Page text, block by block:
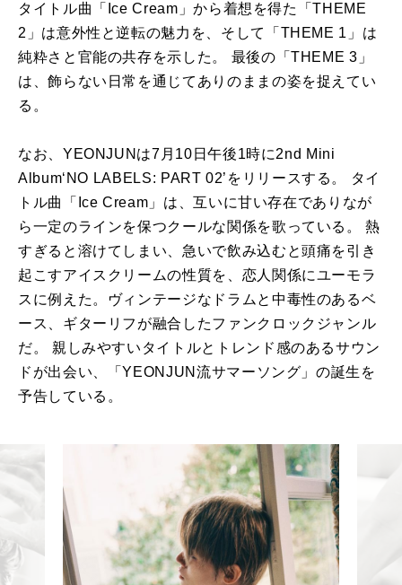
タイトル曲「Ice Cream」から着想を得た「THEME
2」は意外性と逆転の魅力を、そして「THEME 1」は
純粋さと官能の共存を示した。 最後の「THEME 3」
は、飾らない日常を通じてありのままの姿を捉えてい
る。
なお、YEONJUNは7月10日午後1時に2nd Mini
Album‘NO LABELS: PART 02’をリリースする。 タイ
トル曲「Ice Cream」は、互いに甘い存在でありなが
ら一定のラインを保つクールな関係を歌っている。 熱
すぎると溶けてしまい、急いで飲み込むと頭痛を引き
起こすアイスクリームの性質を、恋人関係にユーモラ
スに例えた。ヴィンテージなドラムと中毒性のあるベ
ース、ギターリフが融合したファンクロックジャンル
だ。 親しみやすいタイトルとトレンド感のあるサウン
ドが出会い、「YEONJUN流サマーソング」の誕生を
予告している。